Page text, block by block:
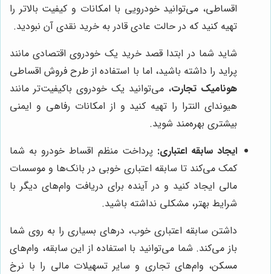
اقساطی، می‌توانید خودرویی با امکانات و کیفیت بالاتر را
تهیه کنید که در حالت عادی قادر به خرید نقدی آن نبودید.
شاید شما در ابتدا قصد خرید یک خودروی اقتصادی مانند
پراید را داشته باشید، اما با استفاده از طرح فروش اقساطی
هونامیک تجارت، می‌توانید یک خودروی باکیفیت‌تر مانند
هیوندای النترا را تهیه کنید و از امکانات رفاهی و ایمنی
بیشتری بهره‌مند شوید.
ایجاد سابقه اعتباری: پرداخت منظم اقساط خودرو به شما
کمک می‌کند تا سابقه اعتباری خوبی در بانک‌ها و موسسات
مالی ایجاد کنید و در آینده برای دریافت وام‌های دیگر با
شرایط بهتر، مشکلی نداشته باشید.
داشتن سابقه اعتباری خوب، درهای بسیاری را به روی شما
باز می‌کند. شما می‌توانید با استفاده از این سابقه، وام‌های
مسکن، وام‌های تجاری و سایر تسهیلات مالی را با نرخ